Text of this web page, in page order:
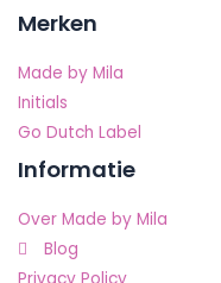
Merken
Made by Mila
Initials
Go Dutch Label
Informatie
Over Made by Mila
Blog